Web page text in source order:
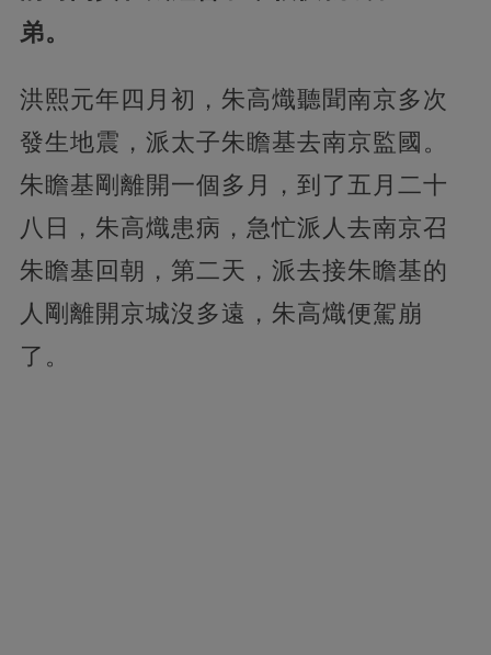
弟。
洪熙元年四月初，朱高熾聽聞南京多次
發生地震，派太子朱瞻基去南京監國。
朱瞻基剛離開一個多月，到了五月二十
八日，朱高熾患病，急忙派人去南京召
朱瞻基回朝，第二天，派去接朱瞻基的
人剛離開京城沒多遠，朱高熾便駕崩
了。